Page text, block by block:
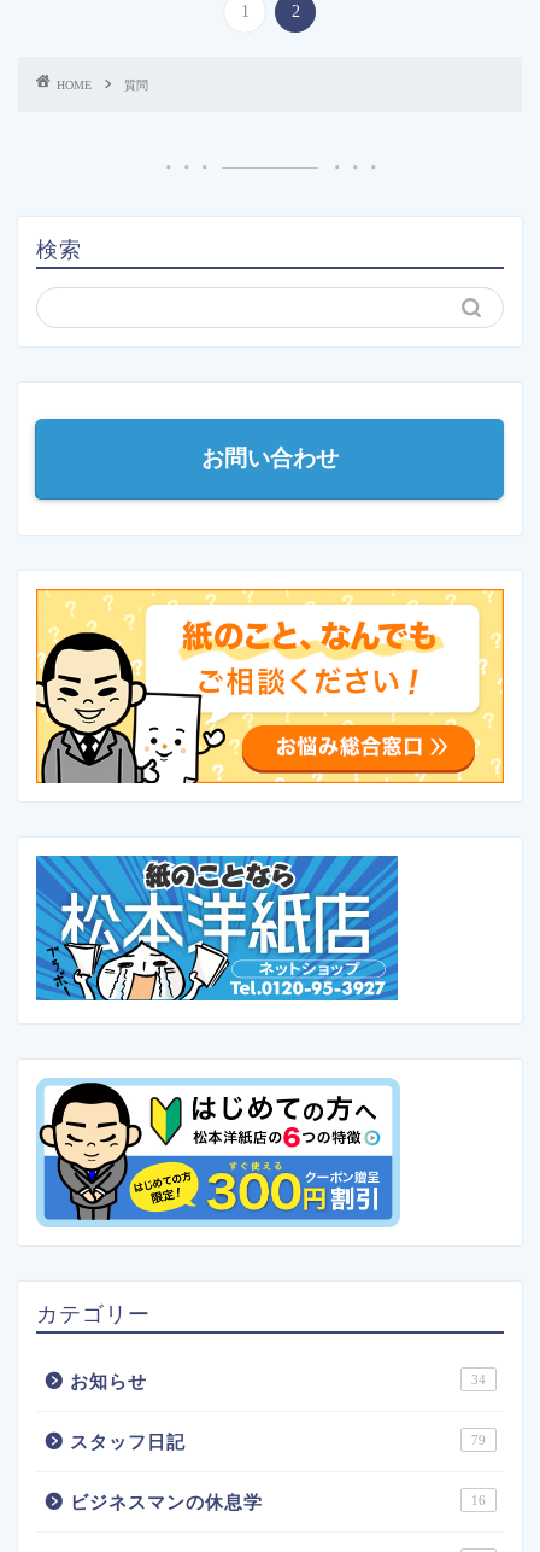
1 2
HOME 質問
検索
お問い合わせ
カテゴリー
お知らせ 34
スタッフ日記 79
ビジネスマンの休息学 16